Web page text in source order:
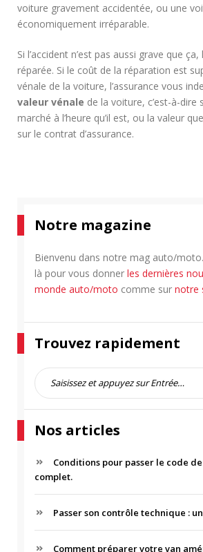
voiture gravement accidentée, ou une
économiquement irréparable.
Si l’accident n’est pas aussi grave que
réparée. Si le coût de la réparation est
vénale de la voiture, l’assurance vous
valeur vénale de la voiture, c’est-à-dire
marché à l’heure qu’il est, ou la valeur
sur le contrat d’assurance.
Notre magazine
Bienvenu dans notre mag auto/
là pour vous donner les dernières
monde auto/moto comme sur notre
Trouvez rapidement
R
e
e
c
h
o
u
r
Nos articles
Conditions pour passer le code
complet.
Passer son contrôle technique :
Comment préparer votre van